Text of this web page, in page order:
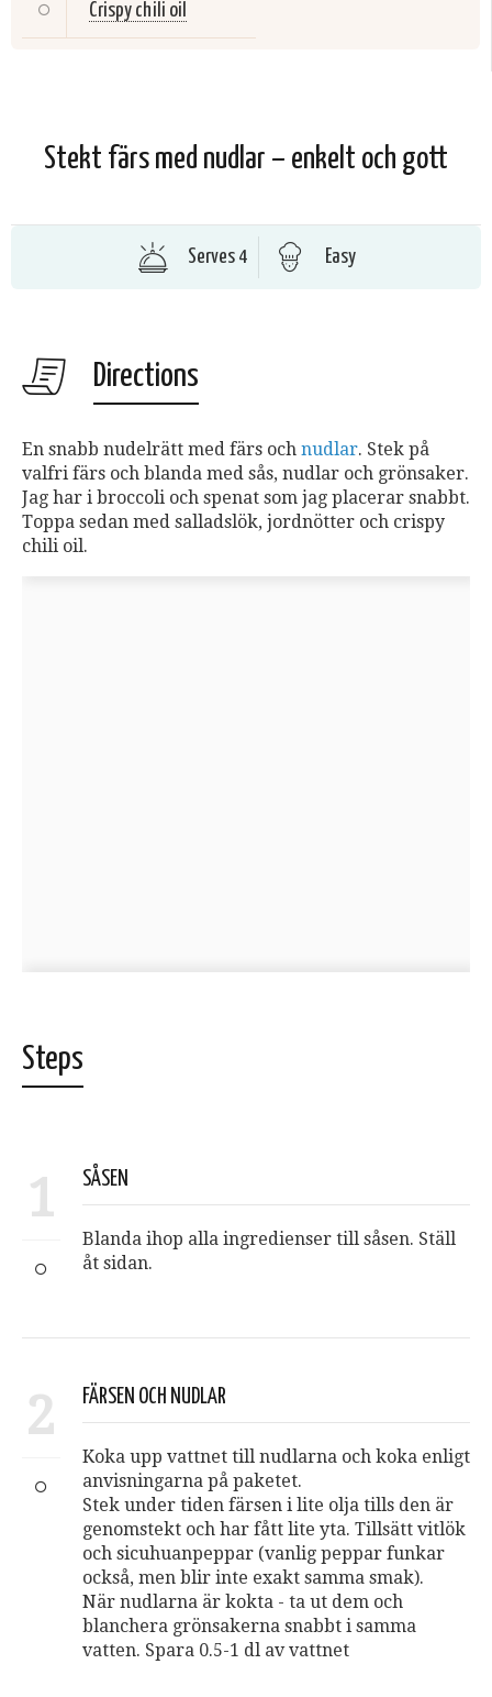
Crispy chili oil
Stekt färs med nudlar – enkelt och gott
Serves 4 Easy
Directions
En snabb nudelrätt med färs och nudlar. Stek på
valfri färs och blanda med sås, nudlar och grönsaker.
Jag har i broccoli och spenat som jag placerar snabbt.
Toppa sedan med salladslök, jordnötter och crispy
chili oil.
Steps
1 SÅSEN
Blanda ihop alla ingredienser till såsen. Ställ
åt sidan.
2 FÄRSEN OCH NUDLAR
Koka upp vattnet till nudlarna och koka enligt
anvisningarna på paketet.
Stek under tiden färsen i lite olja tills den är
genomstekt och har fått lite yta. Tillsätt vitlök
och sicuhuanpeppar (vanlig peppar funkar
också, men blir inte exakt samma smak).
När nudlarna är kokta - ta ut dem och
blanchera grönsakerna snabbt i samma
vatten. Spara 0.5-1 dl av vattnet